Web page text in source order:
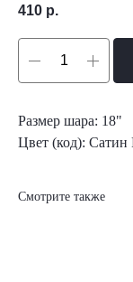
410 р.
Размер шара: 18"
Цвет (код): Сатин
Смотрите также